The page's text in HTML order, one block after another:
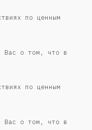
по ценным
Вас о том, что в
по ценным
Вас о том, что в